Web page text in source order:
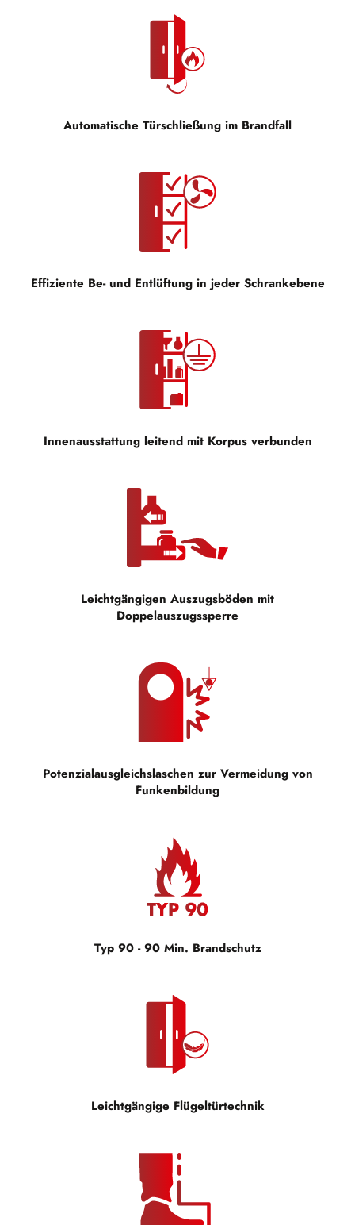
Automatische Türschließung im Brandfall
Effiziente Be- und Entlüftung in jeder Schrankebene
Innenausstattung leitend mit Korpus verbunden
Leichtgängigen Auszugsböden mit
Doppelauszugssperre
Potenzialausgleichslaschen zur Vermeidung von
Funkenbildung
Typ 90 - 90 Min. Brandschutz
Leichtgängige Flügeltürtechnik